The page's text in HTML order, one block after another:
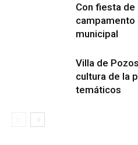
Con fiesta
campamento
municipal
Villa de
cultura de la
temáticos